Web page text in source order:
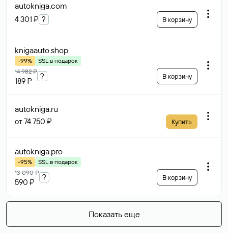
autokniga.com
4 301 ₽ ? В корзину
knigaauto.shop
-99%
SSL в подарок
14 982 ₽
189 ₽
? В корзину
autokniga.ru
от 74 750 ₽ Купить
autokniga.pro
-95%
SSL в подарок
13 090 ₽
590 ₽
? В корзину
Показать еще